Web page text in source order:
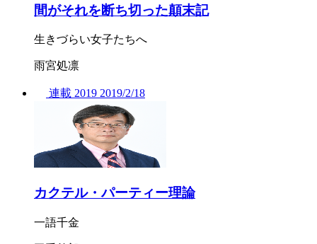
間がそれを断ち切った顛末記
生きづらい女子たちへ
雨宮処凛
連載 2019 2019/2/18
カクテル・パーティー理論
一語千金